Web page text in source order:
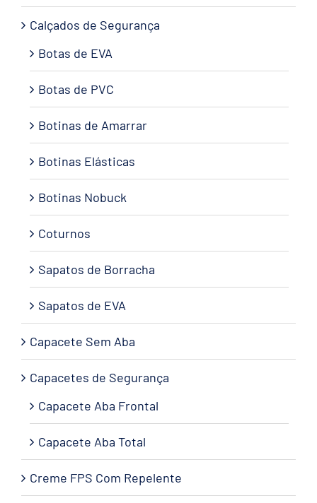
Calçados de Segurança
Botas de EVA
Botas de PVC
Botinas de Amarrar
Botinas Elásticas
Botinas Nobuck
Coturnos
Sapatos de Borracha
Sapatos de EVA
Capacete Sem Aba
Capacetes de Segurança
Capacete Aba Frontal
Capacete Aba Total
Creme FPS Com Repelente